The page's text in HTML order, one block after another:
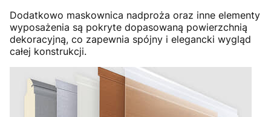
Dodatkowo maskownica nadproża oraz inne elementy
wyposażenia są pokryte dopasowaną powierzchnią
dekoracyjną, co zapewnia spójny i elegancki wygląd
całej konstrukcji.